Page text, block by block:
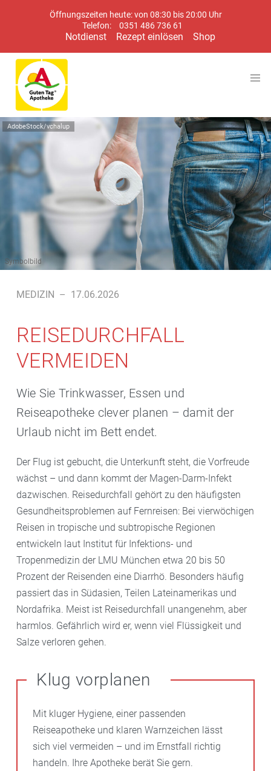
Öffnungszeiten heute: von 08:30 bis 20:00 Uhr
Telefon:
0351 486 736 61
Notdienst Rezept einlösen Shop
AdobeStock/vchalup
Symbolbild
MEDIZIN – 17.06.2026
REISEDURCHFALL
VERMEIDEN
Wie Sie Trinkwasser, Essen und
Reiseapotheke clever planen – damit der
Urlaub nicht im Bett endet.
Der Flug ist gebucht, die Unterkunft steht, die Vorfreude
wächst – und dann kommt der Magen-Darm-Infekt
dazwischen. Reisedurchfall gehört zu den häufigsten
Gesundheitsproblemen auf Fernreisen: Bei vierwöchigen
Reisen in tropische und subtropische Regionen
entwickeln laut Institut für Infektions- und
Tropenmedizin der LMU München etwa 20 bis 50
Prozent der Reisenden eine Diarrhö. Besonders häufig
passiert das in Südasien, Teilen Lateinamerikas und
Nordafrika. Meist ist Reisedurchfall unangenehm, aber
harmlos. Gefährlich wird er, wenn viel Flüssigkeit und
Salze verloren gehen.
Klug vorplanen
Mit kluger Hygiene, einer passenden
Reiseapotheke und klaren Warnzeichen lässt
sich viel vermeiden – und im Ernstfall richtig
handeln. Ihre Apotheke berät Sie gern.